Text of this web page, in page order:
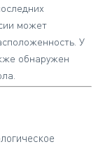
может
У
обнаружен